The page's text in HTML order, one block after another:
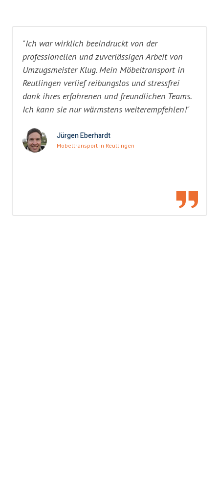
"Ich war wirklich beeindruckt von der
professionellen und zuverlässigen Arbeit von
Umzugsmeister Klug. Mein Möbeltransport in
Reutlingen verlief reibungslos und stressfrei
dank ihres erfahrenen und freundlichen Teams.
Ich kann sie nur wärmstens weiterempfehlen!"
Jürgen Eberhardt
Möbeltransport in Reutlingen